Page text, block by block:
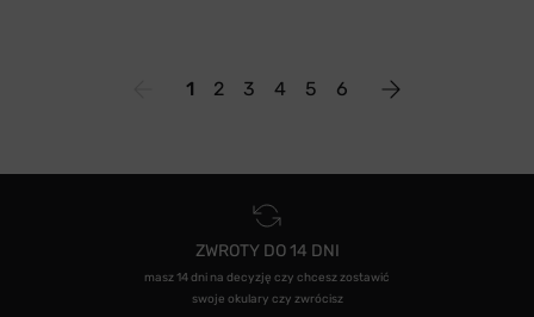
1 2 3 4 5 6
ZWROTY DO 14 DNI
masz 14 dni na decyzję czy chcesz zostawić
swoje okulary czy zwrócisz